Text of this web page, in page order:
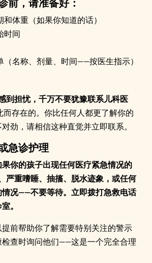
前，请准备好：
体重（如果你知道的话）
时间
（名称、剂量、时间——按医生指示）
到担忧，千万不要犹豫联系儿科医
而存在的。你比任何人都更了解你的
劲，请相信这种直觉并立即联系。
急诊护理
果你的孩子出现任何医疗紧急情况的
严重嗜睡、抽搐、脱水迹象，或任何
况——不要等待。立即拨打急救电话
。
前帮助你了解需要特别关注的警示
查时询问他们——这是一个完全合理